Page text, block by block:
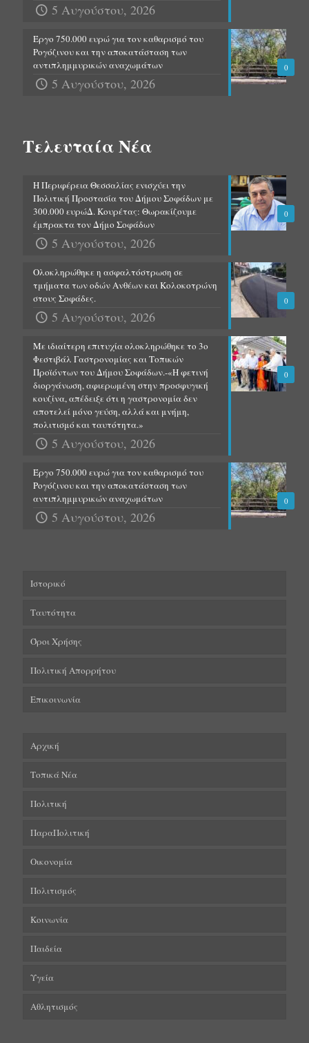
5 Αυγούστου, 2026
0
Έργο 750.000 ευρώ για τον καθαρισμό του
Ρογόζινου και την αποκατάσταση των
αντιπλημμυρικών αναχωμάτων
5 Αυγούστου, 2026
Τελευταία Νέα
0
Η Περιφέρεια Θεσσαλίας ενισχύει την
Πολιτική Προστασία του Δήμου Σοφάδων με
300.000 ευρώΔ. Κουρέτας: Θωρακίζουμε
έμπρακτα τον Δήμο Σοφάδων
5 Αυγούστου, 2026
0
Ολοκληρώθηκε η ασφαλτόστρωση σε
τμήματα των οδών Ανθέων και Κολοκοτρώνη
στους Σοφάδες.
5 Αυγούστου, 2026
0
Με ιδιαίτερη επιτυχία ολοκληρώθηκε το 3ο
Φεστιβάλ Γαστρονομίας και Τοπικών
Προϊόντων του Δήμου Σοφάδων.-«Η φετινή
διοργάνωση, αφιερωμένη στην προσφυγική
κουζίνα, απέδειξε ότι η γαστρονομία δεν
αποτελεί μόνο γεύση, αλλά και μνήμη,
πολιτισμό και ταυτότητα.»
5 Αυγούστου, 2026
0
Έργο 750.000 ευρώ για τον καθαρισμό του
Ρογόζινου και την αποκατάσταση των
αντιπλημμυρικών αναχωμάτων
5 Αυγούστου, 2026
Ιστορικό
Ταυτότητα
Όροι Χρήσης
Πολιτική Απορρήτου
Επικοινωνία
Αρχική
Τοπικά Νέα
Πολιτική
ΠαραΠολιτική
Οικονομία
Πολιτισμός
Κοινωνία
Παιδεία
Υγεία
Αθλητισμός